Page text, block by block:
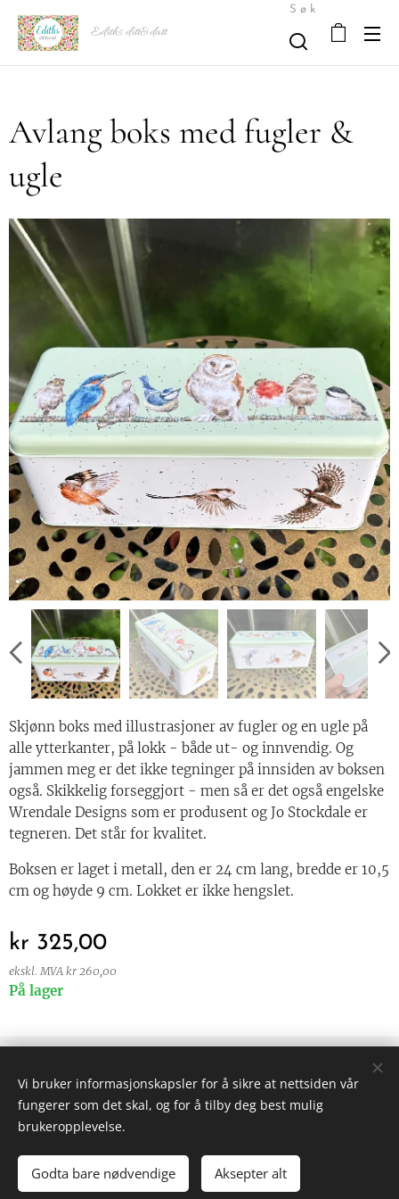
Ediths ditt&datt
Søk
Avlang boks med fugler &
ugle
Skjønn boks med illustrasjoner av fugler og en ugle på
alle ytterkanter, på lokk - både ut- og innvendig. Og
jammen meg er det ikke tegninger på innsiden av boksen
også. Skikkelig forseggjort - men så er det også engelske
Wrendale Designs som er produsent og Jo Stockdale er
tegneren. Det står for kvalitet.
Boksen er laget i metall, den er 24 cm lang, bredde er 10,5
cm og høyde 9 cm. Lokket er ikke hengslet.
kr 325,00
ekskl. MVA kr 260,00
På lager
LEGG TIL I HANDLEKURVEN
Vilkår og betingelser|Personvern
Informasjonskapsler
Vi bruker informasjonskapsler for å sikre at nettsiden vår
fungerer som det skal, og for å tilby deg best mulig
brukeropplevelse.
Godta bare nødvendige Aksepter alt